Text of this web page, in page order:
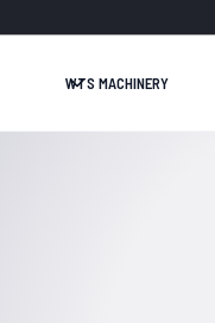
WTS MACHINERY